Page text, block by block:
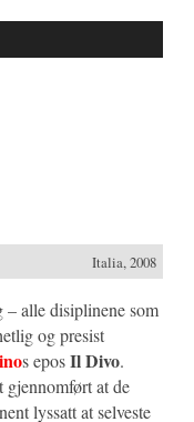
Italia, 2008
alle disiplinene som
og presist
s eposIl Divo.
gjennomført at de
lyssatt at selveste